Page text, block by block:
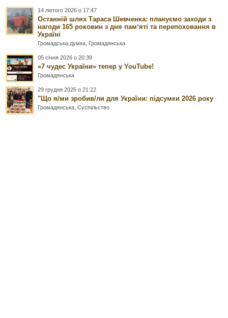
14 лютого 2026 о 17:47
Останній шлях Тараса Шевченка: плануємо заходи з
нагоди 165 роковин з дня памʼяті та перепоховання в
Україні
Громадська думка Громадянська
05 січня 2026 о 20:39
«7 чудес України» тепер у YouTube!
Громадянська
29 грудня 2025 о 21:22
"Що я/ми зробив/ли для України: підсумки 2026 року
Громадянська ,Суспільство